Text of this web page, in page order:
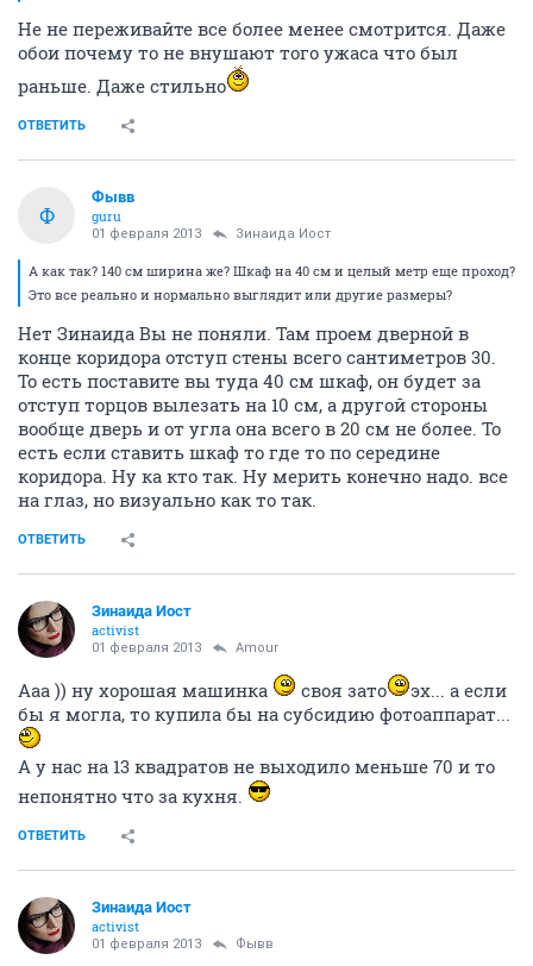
Не не переживайте все более менее смотрится. Даже
обои почему то не внушают того ужаса что был
раньше. Даже стильно
ОТВЕТИТЬ
Ф
Фывв
guru
01 февраля 2013 Зинаида Иост
А как так? 140 см ширина же? Шкаф на 40 см и целый метр еще проход?
Это все реально и нормально выглядит или другие размеры?
Нет Зинаида Вы не поняли. Там проем дверной в
конце коридора отступ стены всего сантиметров 30.
То есть поставите вы туда 40 см шкаф, он будет за
отступ торцов вылезать на 10 см, а другой стороны
вообще дверь и от угла она всего в 20 см не более. То
есть если ставить шкаф то где то по середине
коридора. Ну ка кто так. Ну мерить конечно надо. все
на глаз, но визуально как то так.
ОТВЕТИТЬ
Зинаида Иост
activist
01 февраля 2013 Аmоur
Ааа )) ну хорошая машинка своя зато
эх... а если
бы я могла, то купила бы на субсидию фотоаппарат...
А у нас на 13 квадратов не выходило меньше 70 и то
непонятно что за кухня.
ОТВЕТИТЬ
Зинаида Иост
activist
01 февраля 2013 Фывв